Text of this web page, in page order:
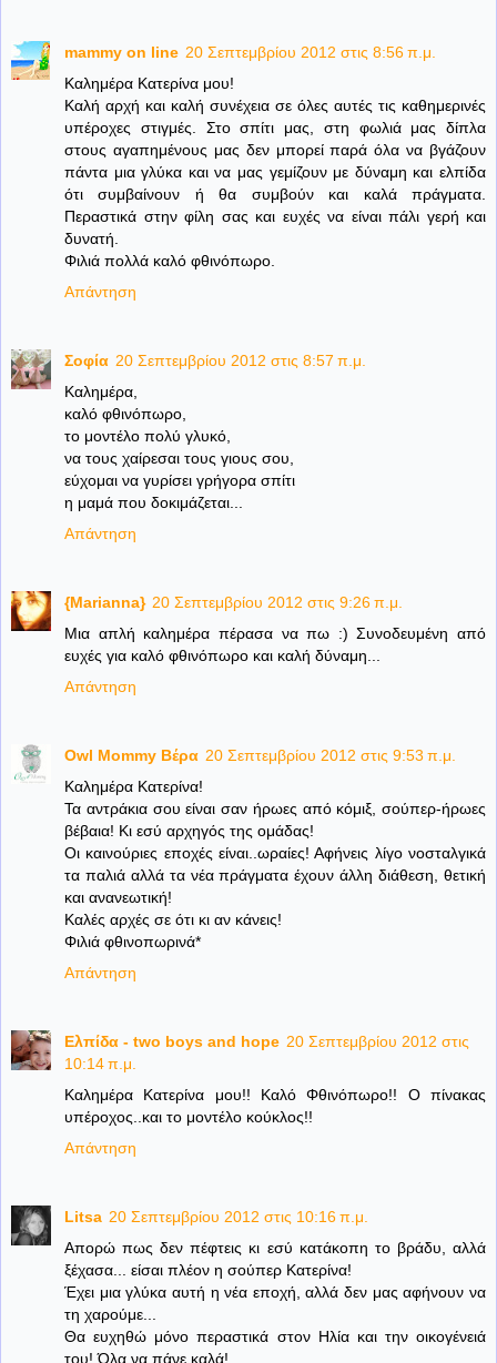
mammy on line 20 Σεπτεμβρίου 2012 στις 8:56 π.μ.
Καλημέρα Κατερίνα μου!
Καλή αρχή και καλή συνέχεια σε όλες αυτές τις καθημερινές
υπέροχες στιγμές. Στο σπίτι μας, στη φωλιά μας δίπλα
στους αγαπημένους μας δεν μπορεί παρά όλα να βγάζουν
πάντα μια γλύκα και να μας γεμίζουν με δύναμη και ελπίδα
ότι συμβαίνουν ή θα συμβούν και καλά πράγματα.
Περαστικά στην φίλη σας και ευχές να είναι πάλι γερή και
δυνατή.
Φιλιά πολλά καλό φθινόπωρο.
Απάντηση
Σοφία 20 Σεπτεμβρίου 2012 στις 8:57 π.μ.
Καλημέρα,
καλό φθινόπωρο,
το μοντέλο πολύ γλυκό,
να τους χαίρεσαι τους γιους σου,
εύχομαι να γυρίσει γρήγορα σπίτι
η μαμά που δοκιμάζεται...
Απάντηση
{Marianna} 20 Σεπτεμβρίου 2012 στις 9:26 π.μ.
Μια απλή καλημέρα πέρασα να πω :) Συνοδευμένη από
ευχές για καλό φθινόπωρο και καλή δύναμη...
Απάντηση
Owl Mommy Βέρα 20 Σεπτεμβρίου 2012 στις 9:53 π.μ.
Καλημέρα Κατερίνα!
Τα αντράκια σου είναι σαν ήρωες από κόμιξ, σούπερ-ήρωες
βέβαια! Κι εσύ αρχηγός της ομάδας!
Οι καινούριες εποχές είναι..ωραίες! Αφήνεις λίγο νοσταλγικά
τα παλιά αλλά τα νέα πράγματα έχουν άλλη διάθεση, θετική
και ανανεωτική!
Καλές αρχές σε ότι κι αν κάνεις!
Φιλιά φθινοπωρινά*
Απάντηση
Ελπίδα - two boys and hope 20 Σεπτεμβρίου 2012 στις
10:14 π.μ.
Καλημέρα Κατερίνα μου!! Καλό Φθινόπωρο!! Ο πίνακας
υπέροχος..και το μοντέλο κούκλος!!
Απάντηση
Litsa 20 Σεπτεμβρίου 2012 στις 10:16 π.μ.
Απορώ πως δεν πέφτεις κι εσύ κατάκοπη το βράδυ, αλλά
ξέχασα... είσαι πλέον η σούπερ Κατερίνα!
Έχει μια γλύκα αυτή η νέα εποχή, αλλά δεν μας αφήνουν να
τη χαρούμε...
Θα ευχηθώ μόνο περαστικά στον Ηλία και την οικογένειά
του! Όλα να πάνε καλά!